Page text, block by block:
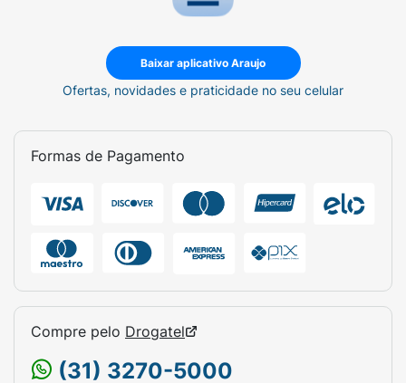
Baixar aplicativo Araujo
Ofertas, novidades e praticidade no seu celular
Formas de Pagamento
Compre pelo Drogatel
(31) 3270-5000